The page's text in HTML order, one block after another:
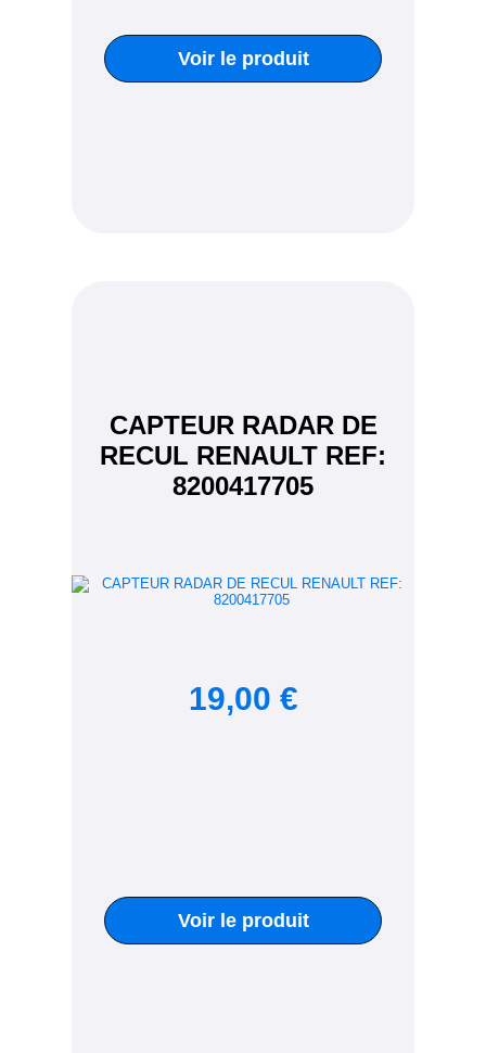
Voir le produit
CAPTEUR RADAR DE
RECUL RENAULT REF:
8200417705
19,00 €
Voir le produit